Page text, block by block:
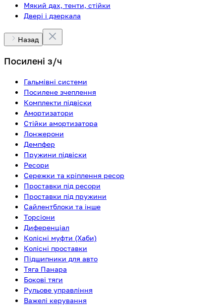
Мякий дах, тенти, стійки
Двері і дзеркала
Назад
Посилені з/ч
Гальмівні системи
Посилене зчеплення
Комплекти підвіски
Амортизатори
Стійки амортизатора
Лонжерони
Демпфер
Пружини підвіски
Ресори
Сережки та кріплення ресор
Проставки під ресори
Проставки під пружини
Сайлентблоки та інше
Торсіони
Диференціал
Колісні муфти (Хаби)
Колісні проставки
Підшипники для авто
Тяга Панара
Бокові тяги
Рульове управління
Важелі керування